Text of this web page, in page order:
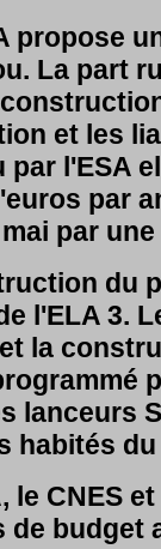
propose
La part
et les
par l'ESA
par
par
du
l'ELA 3.
la
lanceurs
habités
le CNES
de budget